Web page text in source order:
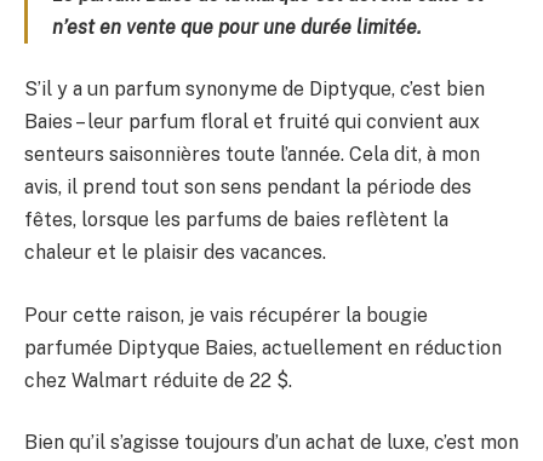
n’est en vente que pour une durée limitée.
S’il y a un parfum synonyme de Diptyque, c’est bien
Baies – leur parfum floral et fruité qui convient aux
senteurs saisonnières toute l’année. Cela dit, à mon
avis, il prend tout son sens pendant la période des
fêtes, lorsque les parfums de baies reflètent la
chaleur et le plaisir des vacances.
Pour cette raison, je vais récupérer la bougie
parfumée Diptyque Baies, actuellement en réduction
chez Walmart réduite de 22 $.
Bien qu’il s’agisse toujours d’un achat de luxe, c’est mon